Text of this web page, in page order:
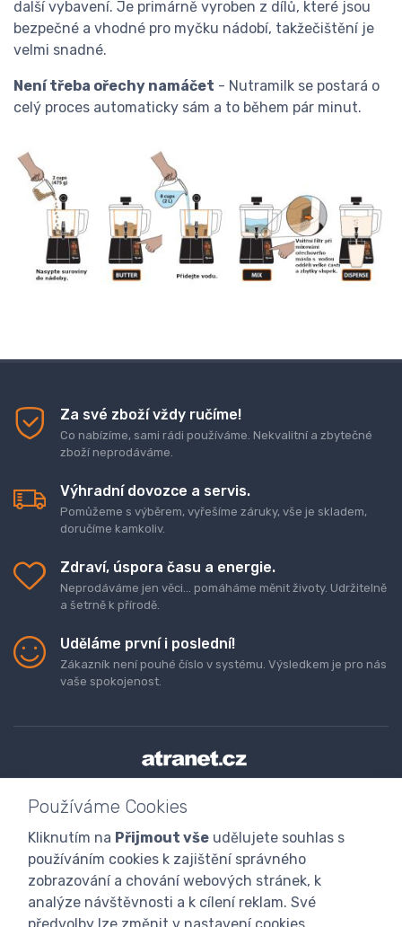
další vybavení. Je primárně vyroben z dílů, které jsou
bezpečné a vhodné pro myčku nádobí, takžečištění je
velmi snadné.
Není třeba ořechy namáčet - Nutramilk se postará o
celý proces automaticky sám a to během pár minut.
Za své zboží vždy ručíme!
Co nabízíme, sami rádi používáme. Nekvalitní a zbytečné
zboží neprodáváme.
Výhradní dovozce a servis.
Pomůžeme s výběrem, vyřešíme záruky, vše je skladem,
doručíme kamkoliv.
Zdraví, úspora času a energie.
Neprodáváme jen věci... pomáháme měnit životy. Udržitelně
a šetrně k přírodě.
Uděláme první i poslední!
Zákazník není pouhé číslo v systému. Výsledkem je pro nás
vaše spokojenost.
Doprava a platba zboží
Obchodní podmínky
Program digitalizace
Používáme Cookies
Kliknutím na Přijmout vše udělujete souhlas s
používáním cookies k zajištění správného
zobrazování a chování webových stránek, k
analýze návštěvnosti a k cílení reklam. Své